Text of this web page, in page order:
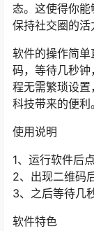
态。这使得你能
保持社交圈的活
软件的操作简
码，等待几秒
程无需繁琐设
科技带来的便利。
使用说明
1、运行软件后
2、出现二维码
3、之后等待几
软件特色